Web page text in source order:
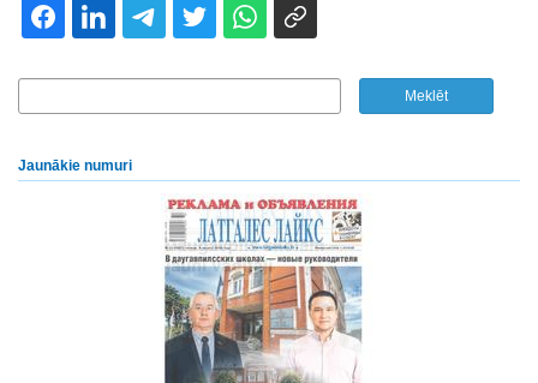
Jaunākie numuri